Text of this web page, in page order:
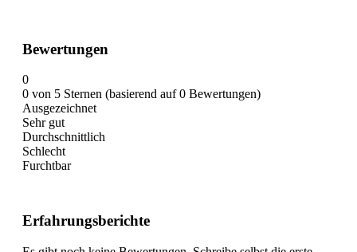
Bewertungen
0
0 von 5 Sternen (basierend auf 0 Bewertungen)
Ausgezeichnet
Sehr gut
Durchschnittlich
Schlecht
Furchtbar
Erfahrungsberichte